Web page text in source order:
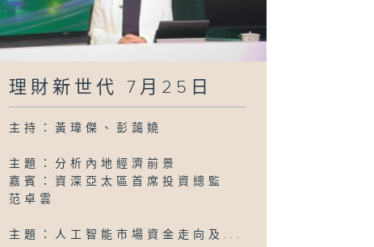
財新世代 5月
理財新世代 7月25日
主持：黃瑋傑、彭藹嬈
主題：分析內地經濟前景
嘉賓：資深亞太區首席投資總監
范卓雲
主題：人工智能市場資金走向及...